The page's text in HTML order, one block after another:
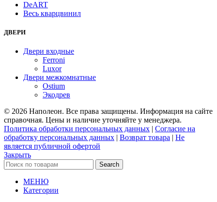
DeART
Весь кварцвинил
ДВЕРИ
Двери входные
Ferroni
Luxor
Двери межкомнатные
Ostium
Экодрев
© 2026 Наполеон. Все права защищены. Информация на сайте
справочная. Цены и наличие уточняйте у менеджера.
Политика обработки персональных данных | Согласие на
обработку персональных данных | Возврат товара | Не
является публичной офертой
Закрыть
Search
МЕНЮ
Категории